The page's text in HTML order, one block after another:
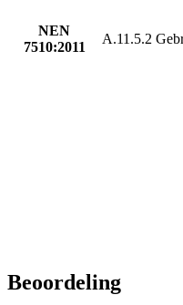
NEN
7510:2011
A.11.5.2
Beoordeling